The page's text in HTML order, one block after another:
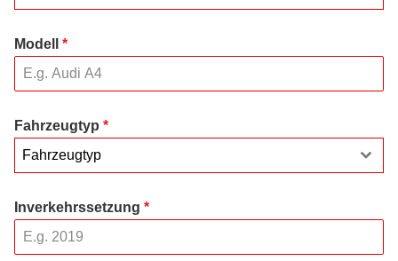
Modell *
Fahrzeugtyp *
Fahrzeugtyp
Inverkehrssetzung *